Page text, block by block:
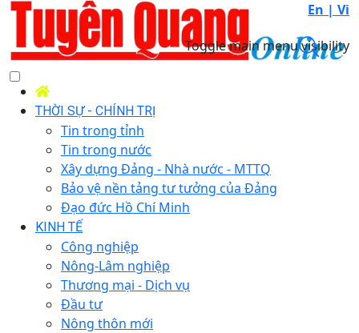
En | Vi
Toggle main menu visibility
THỜI SỰ - CHÍNH TRỊ
Tin trong tỉnh
Tin trong nước
Xây dựng Đảng - Nhà nước - MTTQ
Bảo vệ nền tảng tư tưởng của Đảng
Đạo đức Hồ Chí Minh
KINH TẾ
Công nghiệp
Nông-Lâm nghiệp
Thương mại - Dịch vụ
Đầu tư
Nông thôn mới